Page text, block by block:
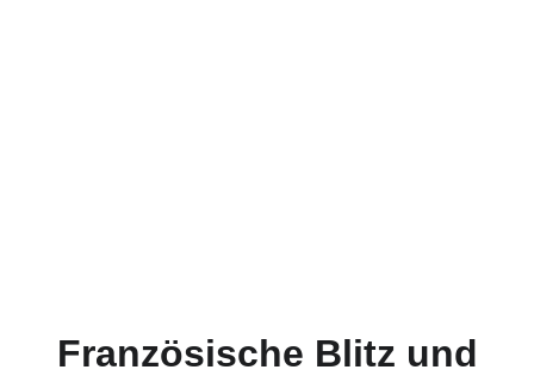
Französische Blitz und